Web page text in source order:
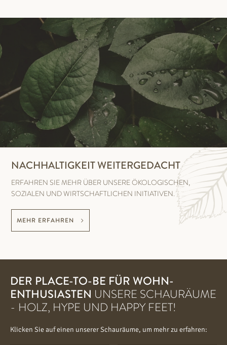
NACHHALTIGKEIT WEITERGEDACHT
ERFAHREN SIE MEHR ÜBER UNSERE ÖKOLOGISCHEN,
SOZIALEN UND WIRTSCHAFTLICHEN INITIATIVEN.
MEHR ERFAHREN
DER PLACE-TO-BE FÜR WOHN-
ENTHUSIASTEN UNSERE SCHAURÄUME
- HOLZ, HYPE UND HAPPY FEET!
Klicken Sie auf einen unserer Schauräume, um mehr zu erfahren: